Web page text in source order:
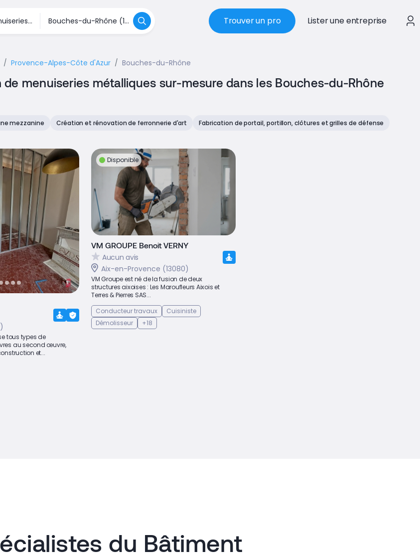
Trouver un pro Lister une entreprise
Provence-Alpes-Côte d'Azur Bouches-du-Rhône
menuiseries métalliques sur-mesure dans les Bouches-du-Rhône
mezzanine Création et rénovation de ferronnerie d'art Fabrication de portail, portillon, clôtures et grilles de défense
tous types de
au second œuvre,
et...
Disponible
VM GROUPE Benoit VERNY
Aucun avis
Aix-en-Provence (13080)
VM Groupe est né de la fusion de deux
structures aixoises : Les Maroufleurs Aixois et
Terres & Pierres SAS...
Conducteur travaux
Cuisiniste
Démolisseur
+18
du Bâtiment